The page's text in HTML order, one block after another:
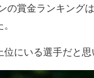
の賞金ランキング
にいる選手だと思